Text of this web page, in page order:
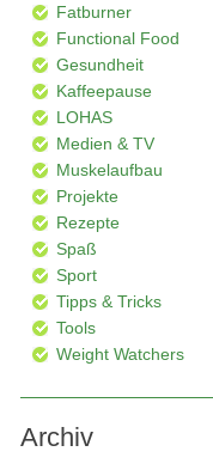
Fatburner
Functional Food
Gesundheit
Kaffeepause
LOHAS
Medien & TV
Muskelaufbau
Projekte
Rezepte
Spaß
Sport
Tipps & Tricks
Tools
Weight Watchers
Archiv